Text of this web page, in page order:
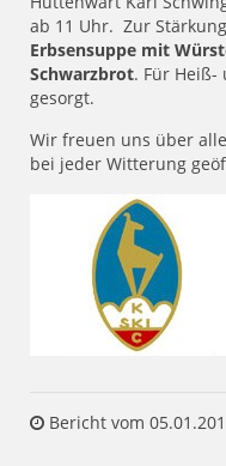
ab 11 Uhr. Zur
Erbsensuppe mit
Schwarzbrot. Für Heiß-
gesorgt.
Wir freuen uns über
bei jeder Witterung
Bericht vom